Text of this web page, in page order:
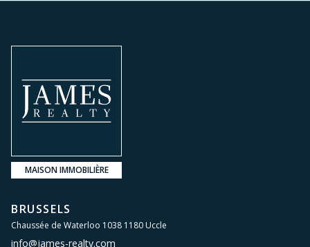
MAISON IMMOBILIÈRE
BRUSSELS
Chaussée de Waterloo 1038 1180 Uccle
info@james-realty.com